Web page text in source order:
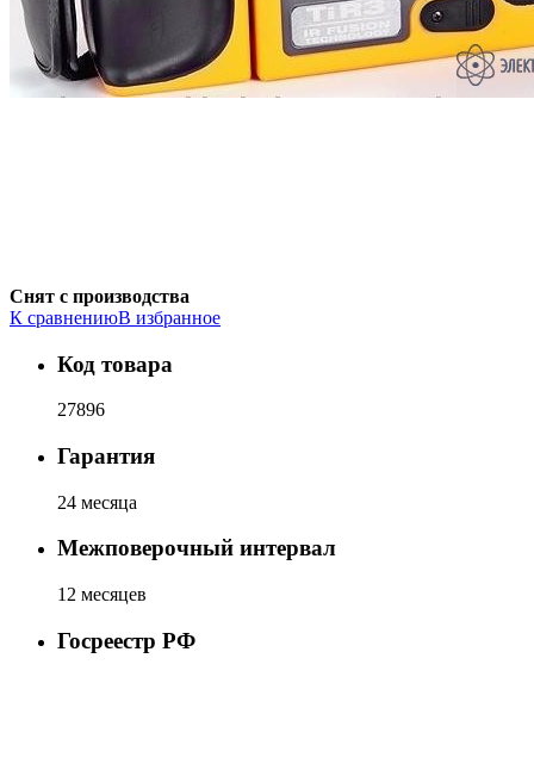
Снят с производства
К сравнениюВ избранное
Код товара
27896
Гарантия
24 месяца
Межповерочный интервал
12 месяцев
Госреестр РФ